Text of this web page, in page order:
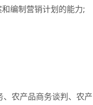
编制营销计划的能力;
农产品商务谈判、农产